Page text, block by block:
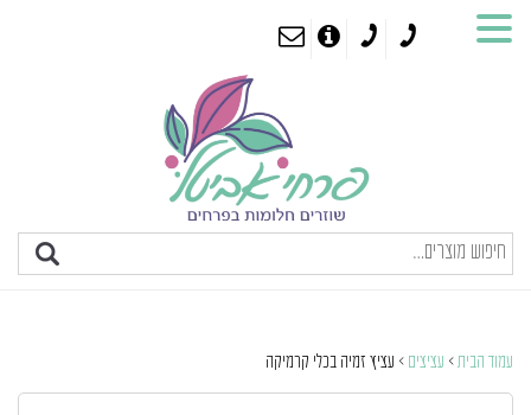
עמוד הבית > עציצים > עציץ זמיה בכלי קרמיקה